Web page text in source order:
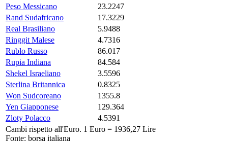
Peso Messicano
23.2247
Rand Sudafricano
17.3229
Real Brasiliano
5.9488
Ringgit Malese
4.7316
Rublo Russo
86.017
Rupia Indiana
84.584
Shekel Israeliano
3.5596
Sterlina Britannica
0.8325
Won Sudcoreano
1355.8
Yen Giapponese
129.364
Zloty Polacco
4.5391
Cambi rispetto all'Euro. 1 Euro = 1936,27 Lire
Fonte: borsa italiana